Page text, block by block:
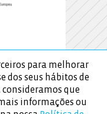
para melhorar
dos seus hábitos de
consideramos que
informações ou